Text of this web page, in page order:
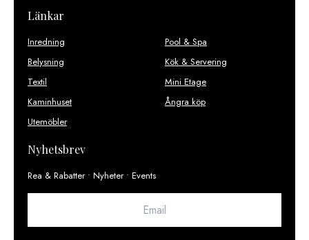
Länkar
Inredning
Belysning
Textil
Kaminhuset
Utemöbler
Pool & Spa
Kök & Servering
Mini Etage
Ångra köp
Nyhetsbrev
Rea & Rabatter • Nyheter • Events